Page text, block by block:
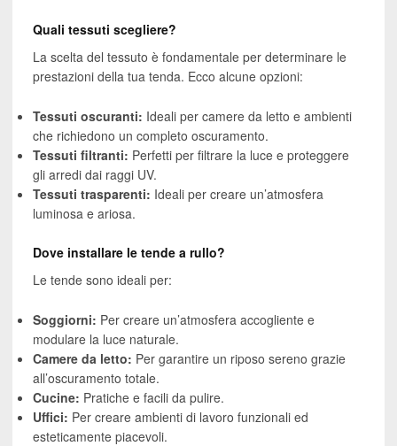
Quali tessuti scegliere?
La scelta del tessuto è fondamentale per determinare le
prestazioni della tua tenda. Ecco alcune opzioni:
Tessuti oscuranti: Ideali per camere da letto e ambienti
che richiedono un completo oscuramento.
Tessuti filtranti: Perfetti per filtrare la luce e proteggere
gli arredi dai raggi UV.
Tessuti trasparenti: Ideali per creare un’atmosfera
luminosa e ariosa.
Dove installare le tende a rullo?
Le tende sono ideali per:
Soggiorni: Per creare un’atmosfera accogliente e
modulare la luce naturale.
Camere da letto: Per garantire un riposo sereno grazie
all’oscuramento totale.
Cucine: Pratiche e facili da pulire.
Uffici: Per creare ambienti di lavoro funzionali ed
esteticamente piacevoli.